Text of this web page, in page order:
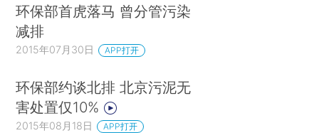
环保部首虎落马 曾分管污染
减排
2015年07月30日 APP打开
环保部约谈北排 北京污泥无
害处置仅10%
2015年08月18日 APP打开